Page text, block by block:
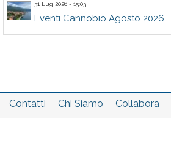
31 Lug 2026 - 15:03
Eventi Cannobio Agosto 2026
Contatti Chi Siamo Collabora